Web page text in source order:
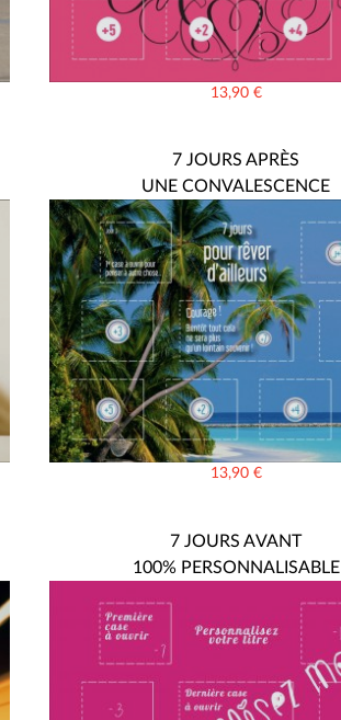
13,90 €
7 JOURS APRÈS
UNE CONVALESCENCE
13,90 €
7 JOURS AVANT
100% PERSONNALISABLE